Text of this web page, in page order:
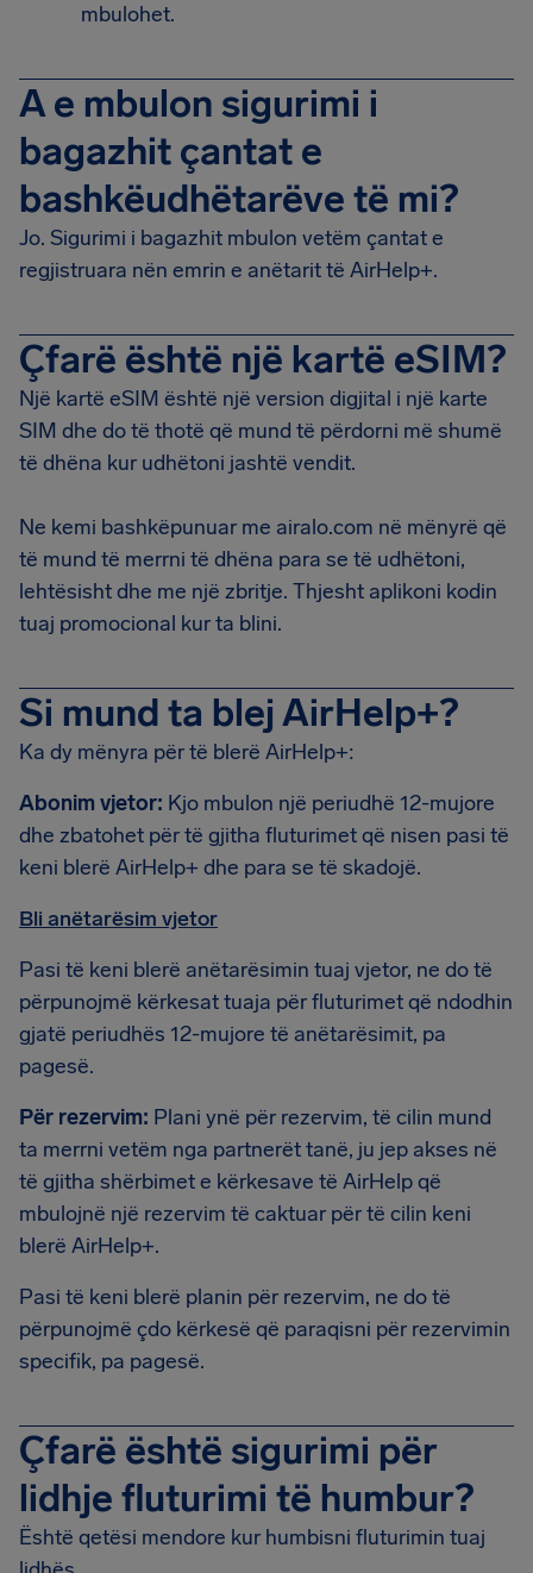
mbulohet.
A e mbulon sigurimi i
bagazhit çantat e
bashkëudhëtarëve të mi?
Jo. Sigurimi i bagazhit mbulon vetëm çantat e
regjistruara nën emrin e anëtarit të AirHelp+.
Çfarë është një kartë eSIM?
Një kartë eSIM është një version digjital i një karte
SIM dhe do të thotë që mund të përdorni më shumë
të dhëna kur udhëtoni jashtë vendit.
Ne kemi bashkëpunuar me airalo.com në mënyrë që
të mund të merrni të dhëna para se të udhëtoni,
lehtësisht dhe me një zbritje. Thjesht aplikoni kodin
tuaj promocional kur ta blini.
Si mund ta blej AirHelp+?
Ka dy mënyra për të blerë AirHelp+:
Abonim vjetor: Kjo mbulon një periudhë 12-mujore
dhe zbatohet për të gjitha fluturimet që nisen pasi të
keni blerë AirHelp+ dhe para se të skadojë.
Bli anëtarësim vjetor
Pasi të keni blerë anëtarësimin tuaj vjetor, ne do të
përpunojmë kërkesat tuaja për fluturimet që ndodhin
gjatë periudhës 12-mujore të anëtarësimit, pa
pagesë.
Për rezervim: Plani ynë për rezervim, të cilin mund
ta merrni vetëm nga partnerët tanë, ju jep akses në
të gjitha shërbimet e kërkesave të AirHelp që
mbulojnë një rezervim të caktuar për të cilin keni
blerë AirHelp+.
Pasi të keni blerë planin për rezervim, ne do të
përpunojmë çdo kërkesë që paraqisni për rezervimin
specifik, pa pagesë.
Çfarë është sigurimi për
lidhje fluturimi të humbur?
Është qetësi mendore kur humbisni fluturimin tuaj